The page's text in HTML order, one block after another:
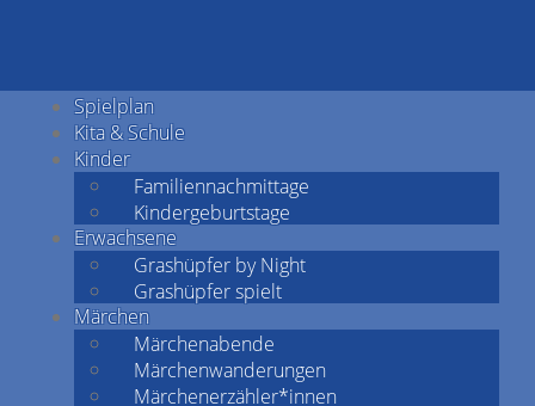
Spielplan
Kita & Schule
Kinder
Familiennachmittage
Kindergeburtstage
Erwachsene
Grashüpfer by Night
Grashüpfer spielt
Märchen
Märchenabende
Märchenwanderungen
Märchenerzähler*innen